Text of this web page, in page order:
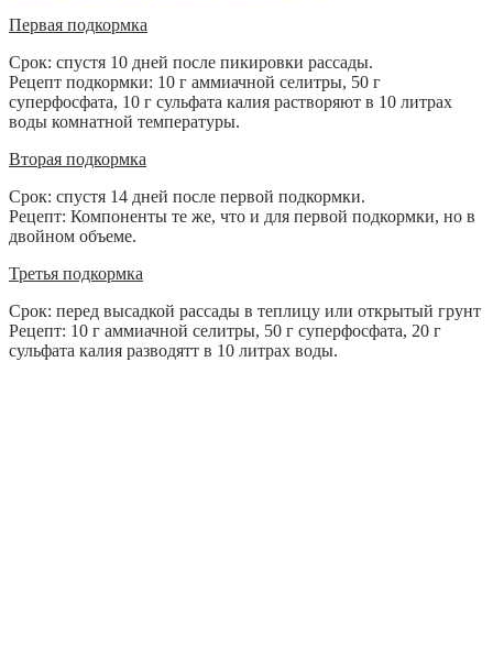
Первая подкормка
Срок: спустя 10 дней после пикировки рассады.
Рецепт подкормки: 10 г аммиачной селитры, 50 г
суперфосфата, 10 г сульфата калия растворяют в 10 литрах
воды комнатной температуры.
Вторая подкормка
Срок: спустя 14 дней после первой подкормки.
Рецепт: Компоненты те же, что и для первой подкормки, но в
двойном объеме.
Третья подкормка
Срок: перед высадкой рассады в теплицу или открытый грунт
Рецепт: 10 г аммиачной селитры, 50 г суперфосфата, 20 г
сульфата калия разводятт в 10 литрах воды.